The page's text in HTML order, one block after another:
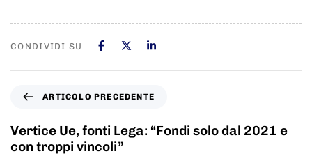
CONDIVIDI SU
ARTICOLO PRECEDENTE
Vertice Ue, fonti Lega: “Fondi solo dal 2021 e
con troppi vincoli”